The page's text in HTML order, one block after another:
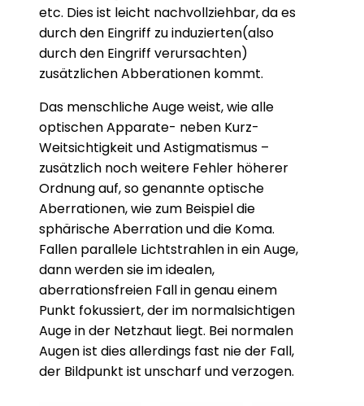
etc. Dies ist leicht nachvollziehbar, da es
durch den Eingriff zu induzierten(also
durch den Eingriff verursachten)
zusätzlichen Abberationen kommt.
Das menschliche Auge weist, wie alle
optischen Apparate- neben Kurz-
Weitsichtigkeit und Astigmatismus –
zusätzlich noch weitere Fehler höherer
Ordnung auf, so genannte optische
Aberrationen, wie zum Beispiel die
sphärische Aberration und die Koma.
Fallen parallele Lichtstrahlen in ein Auge,
dann werden sie im idealen,
aberrationsfreien Fall in genau einem
Punkt fokussiert, der im normalsichtigen
Auge in der Netzhaut liegt. Bei normalen
Augen ist dies allerdings fast nie der Fall,
der Bildpunkt ist unscharf und verzogen.